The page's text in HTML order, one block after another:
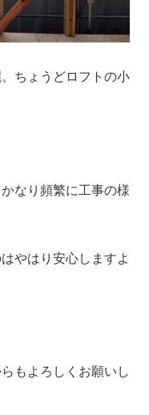
ちょうどロフトの小
なり頻繁に工事の様
やはり安心しますよ
もよろしくお願いし